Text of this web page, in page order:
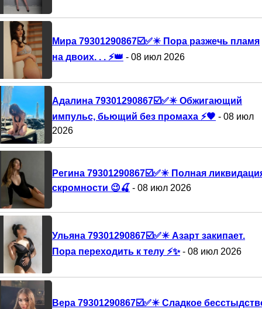
Мира 79301290867☑️✅✴️ Пора разжечь пламя
на двоих. . . ⚡👑 - 08 июл 2026
Адалина 79301290867☑️✅✴️ Обжигающий
импульс, бьющий без промаха ⚡🖤 - 08 июл
2026
Регина 79301290867☑️✅✴️ Полная
скромности 😉🍒 - 08 июл 2026
Ульяна 79301290867☑️✅✴️ Азарт закипает.
Пора переходить к телу ⚡✨- 08 июл 2026
Вера 79301290867☑️✅✴️ Сладкое